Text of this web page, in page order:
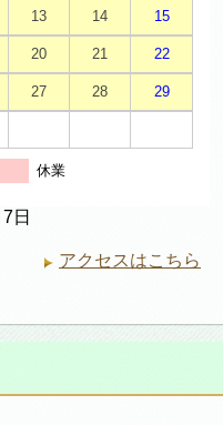
13 14 15
20 21 22
27 28 29
休業
日
アクセスはこちら